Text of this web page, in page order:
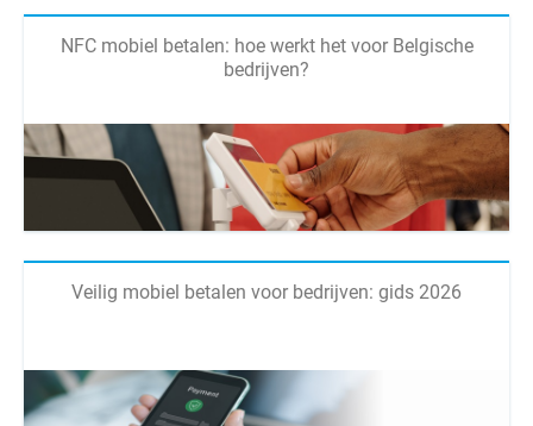
NFC mobiel betalen: hoe werkt het voor Belgische
bedrijven?
Veilig mobiel betalen voor bedrijven: gids 2026